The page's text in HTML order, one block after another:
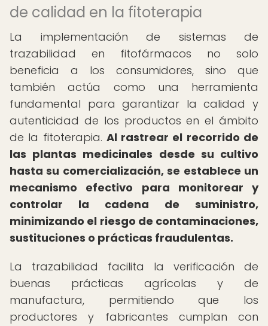
de calidad en la fitoterapia
La implementación de sistemas de
trazabilidad en fitofármacos no solo
beneficia a los consumidores, sino que
también actúa como una herramienta
fundamental para garantizar la calidad y
autenticidad de los productos en el ámbito
de la fitoterapia. Al rastrear el recorrido de
las plantas medicinales desde su cultivo
hasta su comercialización, se establece un
mecanismo efectivo para monitorear y
controlar la cadena de suministro,
minimizando el riesgo de contaminaciones,
sustituciones o prácticas fraudulentas.
La trazabilidad facilita la verificación de
buenas prácticas agrícolas y de
manufactura, permitiendo que los
productores y fabricantes cumplan con